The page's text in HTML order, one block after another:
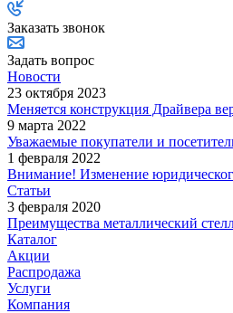
Заказать звонок
Задать вопрос
Новости
23 октября 2023
Меняется конструкция Драйвера
9 марта 2022
Уважаемые покупатели и
1 февраля 2022
Внимание! Изменение
Статьи
3 февраля 2020
Преимущества металлический
Каталог
Акции
Распродажа
Услуги
Компания